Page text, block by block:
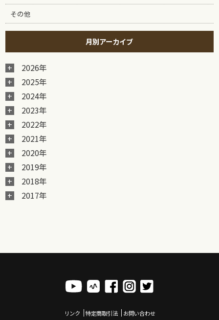
その他
月別アーカイブ
2026年
2025年
2024年
2023年
2022年
2021年
2020年
2019年
2018年
2017年
リンク 特定商取引法 お問い合わせ